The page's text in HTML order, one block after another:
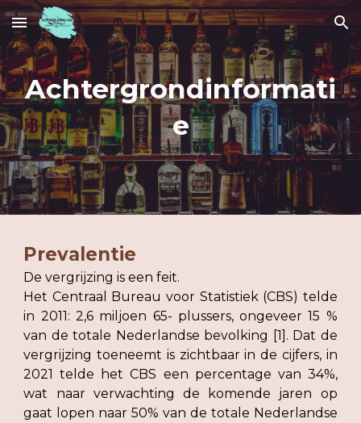
Skip to main content Skip to navigation
Achtergrondinformati
e
Prevalentie
De vergrijzing is een feit.
Het Centraal Bureau voor Statistiek (CBS) telde
in 2011: 2,6 miljoen 65- plussers, ongeveer 15 %
van de totale Nederlandse bevolking [1]. Dat de
vergrijzing toeneemt is zichtbaar in de cijfers, in
2021 telde het CBS een percentage van 34%,
wat naar verwachting de komende jaren op
gaat lopen naar 50% van de totale Nederlandse